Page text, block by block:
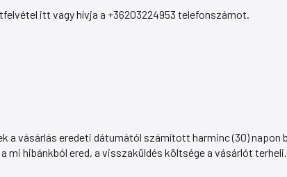
itt vagy hívja a +36203224953 telefonszámot.
a vásárlás eredeti dátumától számított harminc (30)
mi hibánkból ered, a visszaküldés költsége a vásárlót